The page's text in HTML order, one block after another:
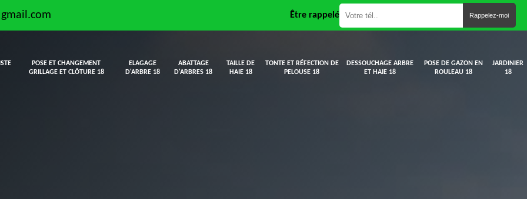
Être rappelé
POSE ET CHANGEMENT
GRILLAGE ET CLÔTURE 18
ELAGAGE
D'ARBRE 18
ABATTAGE
D'ARBRES 18
TAILLE DE
HAIE 18
TONTE ET RÉFECTION DE
PELOUSE 18
DESSOUCHAGE ARBRE
ET HAIE 18
POSE DE GAZON EN
ROULEAU 18
JARDINIER
18